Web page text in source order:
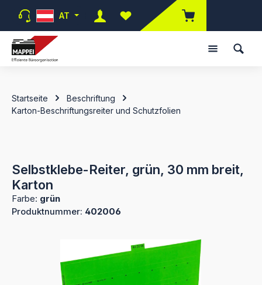
Zum Hauptinhalt springen
AT
Du hast 0 Produkte auf dem
Startseite
Beschriftung
Karton-Beschriftungsreiter und Schutzfolien
Selbstklebe-Reiter, grün, 30 mm breit,
Karton
Farbe: grün
Produktnummer: 402006